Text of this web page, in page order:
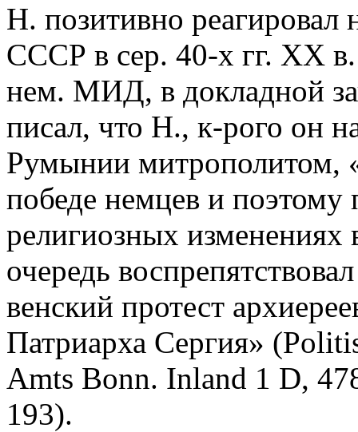
Н. позитивно реагировал
СССР в сер. 40-х гг. XX
нем. МИД, в докладной
писал, что Н., к-рого он
Румынии митрополитом,
победе немцев и поэтому
религиозных
очередь
венский протест
Патриарха Сергия»
Amts Bonn. Inland 1 D,
193).